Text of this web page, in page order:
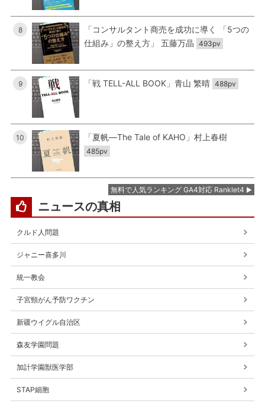
8
「コンサルタント商売を成功に導く 「5つの
仕組み」の整え方」 五藤万晶 493pv
9 「戦 TELL-ALL BOOK」青山 繁晴 488pv
10 「夏帆―The Tale of KAHO」村上春樹
485pv
無料で人気ランキング GA4対応 Ranklet4
ニュースの真相
クルド人問題
ジャニー喜多川
統一教会
子宮頸がん予防ワクチン
新疆ウイグル自治区
森友学園問題
加計学園獣医学部
STAP細胞